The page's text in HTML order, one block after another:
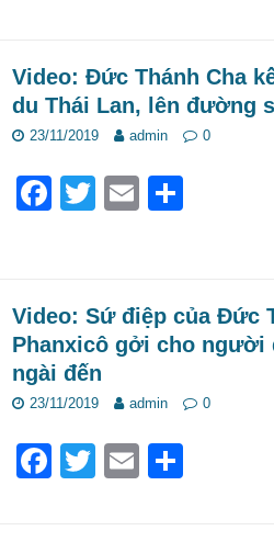
e
b
o
o
k
er
e
Video: Đức Thánh Cha
du Thái Lan, lên đường
23/11/2019 admin 0
F
b
o
o
k
T
er
E
e
Video: Sứ điệp của Đức
Phanxicô gởi cho người
ngài đến
23/11/2019 admin 0
F
T
E